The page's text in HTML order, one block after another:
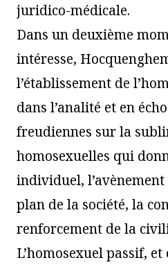
juridico-médicale.
Dans un deuxième
intéresse,
l’établissement de
dans l’analité et en
freudiennes sur la
homosexuelles qui
individuel,
plan de la société, la
renforcement de la
L’homosexuel passif,